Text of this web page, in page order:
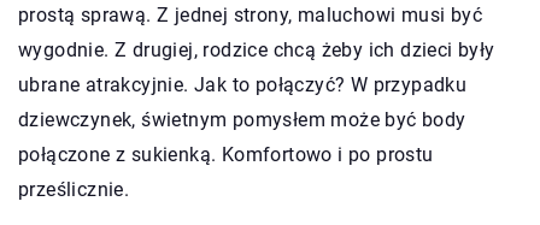
prostą sprawą. Z jednej strony, maluchowi musi być
wygodnie. Z drugiej, rodzice chcą żeby ich dzieci były
ubrane atrakcyjnie. Jak to połączyć? W przypadku
dziewczynek, świetnym pomysłem może być body
połączone z sukienką. Komfortowo i po prostu
prześlicznie.